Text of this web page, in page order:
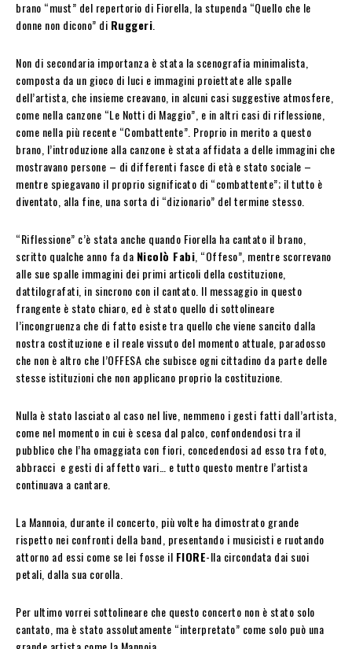
brano “must” del repertorio di Fiorella, la stupenda “Quello che le
donne non dicono” di Ruggeri
Non di secondaria importanza è stata la scenografia minimalista,
composta da un gioco di luci e immagini proiettate alle spalle
dell’artista, che insieme creavano, in alcuni casi suggestive atmosfere,
come nella canzone “Le Notti di Maggio”, e in altri casi di riflessione,
come nella più recente “Combattente”. Proprio in merito a questo
brano, l’introduzione alla canzone è stata affidata a delle immagini che
mostravano persone – di differenti fasce di età e stato sociale –
mentre spiegavano il proprio significato di “combattente”; il tutto è
diventato, alla fine, una sorta di “dizionario” del termine stesso.
“Riflessione” c’è stata anche quando Fiorella ha cantato il brano,
scritto qualche anno fa da Nicolò Fabi , “Offeso”, mentre scorrevano
alle sue spalle immagini dei primi articoli della costituzione,
dattilografati, in sincrono con il cantato. Il messaggio in questo
frangente è stato chiaro, ed è stato quello di sottolineare
l’incongruenza che di fatto esiste tra quello che viene sancito dalla
nostra costituzione e il reale vissuto del momento attuale, paradosso
che non è altro che l’OFFESA che subisce ogni cittadino da parte delle
stesse istituzioni che non applicano proprio la costituzione.
Nulla è stato lasciato al caso nel live, nemmeno i gesti fatti dall’artista,
come nel momento in cui è scesa dal palco, confondendosi tra il
pubblico che l’ha omaggiata con fiori, concedendosi ad esso tra foto,
abbracci e gesti di affetto vari… e tutto questo mentre l’artista
continuava a cantare.
La Mannoia, durante il concerto, più volte ha dimostrato grande
rispetto nei confronti della band, presentando i musicisti e ruotando
attorno ad essi come se lei fosse il FIORE-lla circondata dai suoi
petali, dalla sua corolla.
Per ultimo vorrei sottolineare che questo concerto non è stato solo
cantato, ma è stato assolutamente “interpretato” come solo può una